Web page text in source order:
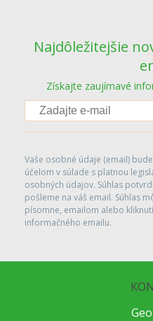
Najdôležitejšie
Získajte zaujímavé
Vaše osobné údaje (email)
účelom v súlade s platnou
osobných údajov. Súhlas
pošleme na váš email. Súhlas
písomne, emailom alebo
informačného emailu.